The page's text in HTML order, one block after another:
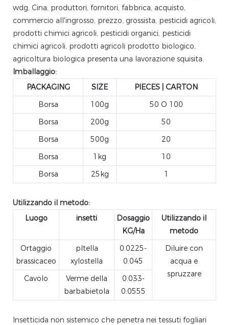
wdg, Cina, produttori, fornitori, fabbrica, acquisto,
commercio all'ingrosso, prezzo, grossista, pesticidi agricoli,
prodotti chimici agricoli, pesticidi organici, pesticidi
chimici agricoli, prodotti agricoli prodotto biologico,
agricoltura biologica presenta una lavorazione squisita.
Imballaggio:
PACKAGING
SIZE
PIECES | CARTON
Borsa
100g
50 O 100
Borsa
200g
50
Borsa
500g
20
Borsa
1kg
10
Borsa
25kg 1
Utilizzando il metodo:
Luogo
insetti
Dosaggio
KG/Ha
Utilizzando il
metodo
Ortaggio
brassicaceo
pltella
xylostella
0.0225-
0.045
Diluire con
acqua e
spruzzare
Cavolo
Verme della
barbabietola
0.033-
0.0555
Insetticida non sistemico che penetra nei tessuti fogliari